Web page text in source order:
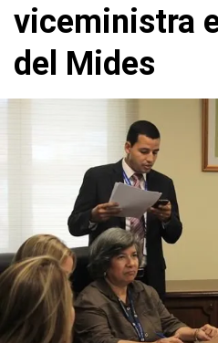
viceministra
del Mides